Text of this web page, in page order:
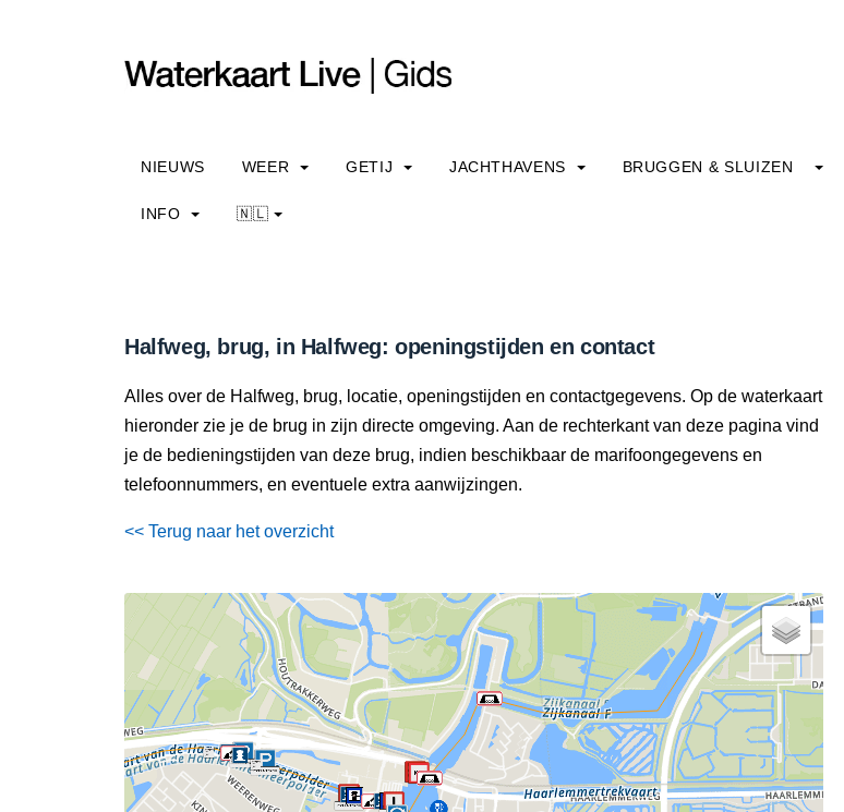
NIEUWS WEER GETIJ JACHTHAVENS BRUGGEN & SLUIZEN
INFO 🇳🇱
Halfweg, brug, in Halfweg: openingstijden en contact
Alles over de Halfweg, brug, locatie, openingstijden en contactgegevens. Op de waterkaart
hieronder zie je de brug in zijn directe omgeving. Aan de rechterkant van deze pagina vind
je de bedieningstijden van deze brug, indien beschikbaar de marifoongegevens en
telefoonnummers, en eventuele extra aanwijzingen.
<< Terug naar het overzicht